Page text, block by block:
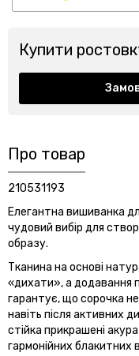
Купити
Про товар
210531193
Елегантна вишиванка
чудовий вибір для
образу.
Тканина на основі
«дихати», а додавання
гарантує, що сорочка
навіть після активних
стійка прикрашені
гармонійних блакитних